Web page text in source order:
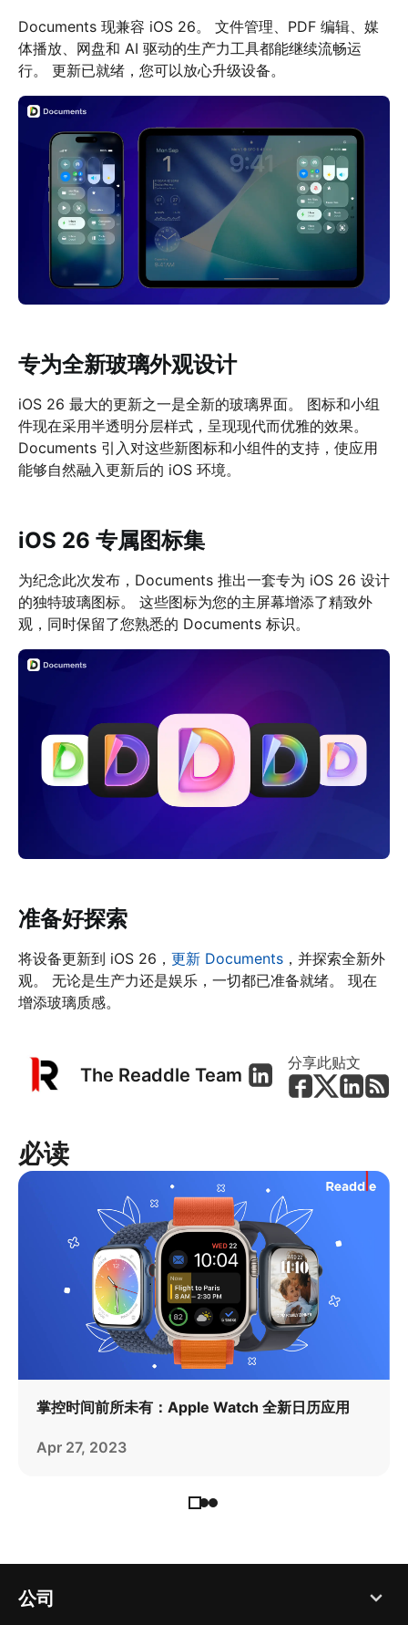
Documents 现兼容 iOS 26。 文件管理、PDF 编辑、媒
体播放、网盘和 AI 驱动的生产力工具都能继续流畅运
行。 更新已就绪，您可以放心升级设备。
专为全新玻璃外观设计
iOS 26 最大的更新之一是全新的玻璃界面。 图标和小组
件现在采用半透明分层样式，呈现现代而优雅的效果。
Documents 引入对这些新图标和小组件的支持，使应用
能够自然融入更新后的 iOS 环境。
iOS 26 专属图标集
为纪念此次发布，Documents 推出一套专为 iOS 26 设计
的独特玻璃图标。 这些图标为您的主屏幕增添了精致外
观，同时保留了您熟悉的 Documents 标识。
准备好探索
将设备更新到 iOS 26， 更新 Documents ，并探索全新外
观。 无论是生产力还是娱乐，一切都已准备就绪。 现在
增添玻璃质感。
The Readdle Team
分享此贴文
必读
掌控时间前所未有：Apple Watch 全新日历应用
Apr 27, 2023
公司